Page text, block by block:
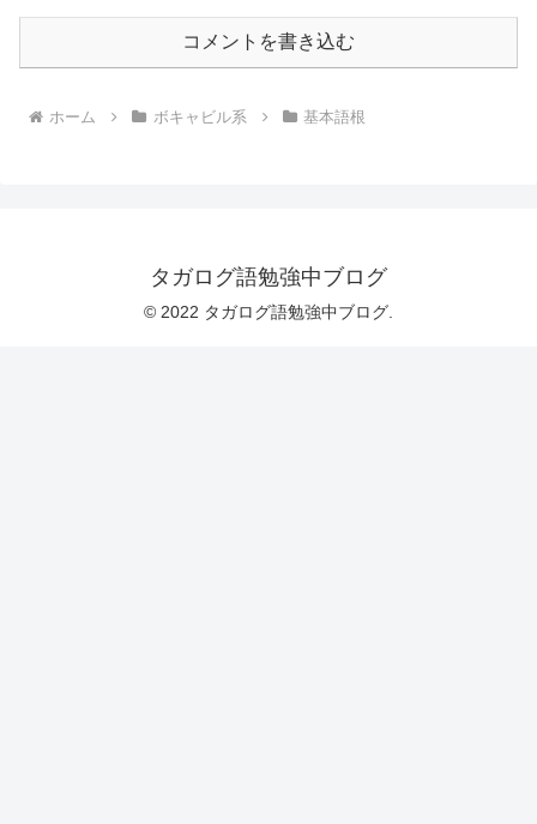
コメントを書き込む
ホーム ボキャビル系 基本語根
タガログ語勉強中ブログ
© 2022 タガログ語勉強中ブログ.